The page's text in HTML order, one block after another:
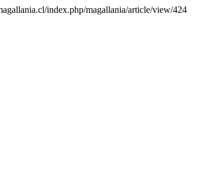
index.php/magallania/article/view/424